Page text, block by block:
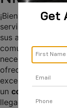
¡Bienvenido a
servir a la
sus alrededores.
comunicación
necesidades. Por
ofrecerle una
excepcional,
un concesionario
llegado al lugar
Get